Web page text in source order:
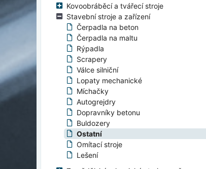
Kovoobráběcí a tvářecí stroje
Stavební stroje a zařízení
Čerpadla na beton
Čerpadla na maltu
Rýpadla
Scrapery
Válce silniční
Lopaty mechanické
Míchačky
Autogrejdry
Dopravníky betonu
Buldozery
Ostatní
Omítací stroje
Lešení